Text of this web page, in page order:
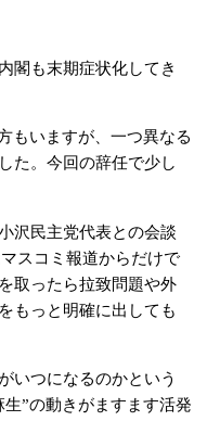
閣も末期症状化してき
もいますが、一つ異なる
た。今回の辞任で少し
沢民主党代表との会談
スコミ報道からだけで
取ったら拉致問題や外
もっと明確に出しても
いつになるのかという
”の動きがますます活発